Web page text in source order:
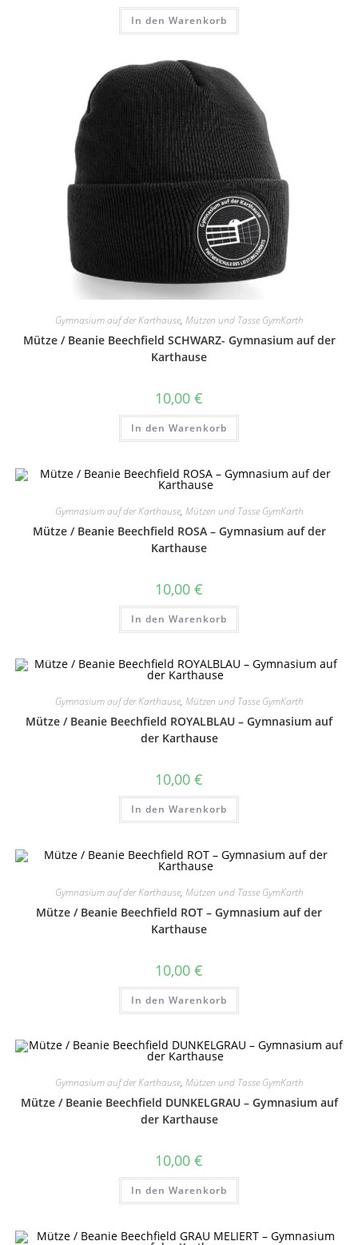
In den Warenkorb
Gymnasium auf der Karthause, Mützen und Tasse GymKarth
Mütze / Beanie Beechfield SCHWARZ- Gymnasium auf der
Karthause
10,00 €
In den Warenkorb
Gymnasium auf der Karthause, Mützen und Tasse GymKarth
Mütze / Beanie Beechfield ROSA – Gymnasium auf der
Karthause
10,00 €
In den Warenkorb
Gymnasium auf der Karthause, Mützen und Tasse GymKarth
Mütze / Beanie Beechfield ROYALBLAU – Gymnasium auf
der Karthause
10,00 €
In den Warenkorb
Gymnasium auf der Karthause, Mützen und Tasse GymKarth
Mütze / Beanie Beechfield ROT – Gymnasium auf der
Karthause
10,00 €
In den Warenkorb
Gymnasium auf der Karthause, Mützen und Tasse GymKarth
Mütze / Beanie Beechfield DUNKELGRAU – Gymnasium auf
der Karthause
10,00 €
In den Warenkorb